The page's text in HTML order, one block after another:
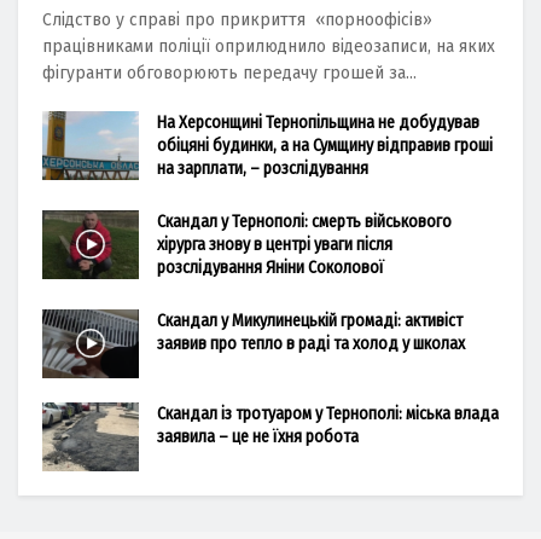
Слідство у справі про прикриття «порноофісів»
працівниками поліції оприлюднило відеозаписи, на яких
фігуранти обговорюють передачу грошей за...
На Херсонщині Тернопільщина не добудував
обіцяні будинки, а на Сумщину відправив гроші
на зарплати, – розслідування
Скандал у Тернополі: смерть військового
хірурга знову в центрі уваги після
розслідування Яніни Соколової
Скандал у Микулинецькій громаді: активіст
заявив про тепло в раді та холод у школах
Скандал із тротуаром у Тернополі: міська влада
заявила – це не їхня робота